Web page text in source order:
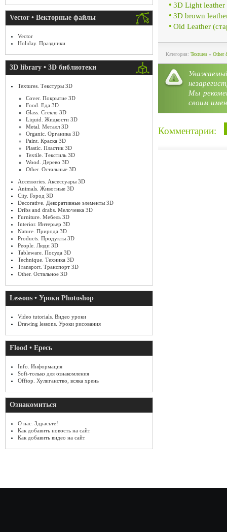
Vector • Векторные файлы
Vector
Holiday. Праздники
3D library • 3D библиотеки
Textures. Текстуры 3D
Cover. Покрытие 3D
Food. Еда 3D
Glass. Стекло 3D
Liquid. Жидкости 3D
Metal. Металл 3D
Organic. Органика 3D
Paint. Краска 3D
Plastic. Пластик 3D
Textile. Текстиль 3D
Wood. Дерево 3D
Other. Остальные 3D
Accessories. Аксессуары 3D
Animals. Животные 3D
City. Город 3D
Decorative. Декоративные элементы 3D
Dribs and drabs. Мелочевка 3D
Furniture. Мебель 3D
Interior. Интерьер 3D
Nature. Природа 3D
Products. Продукты 3D
People. Люди 3D
Tableware. Посуда 3D
Technique. Техника 3D
Transport. Транспорт 3D
Other. Остальное 3D
Lessons • Уроки Photoshop
Video tutorials. Видео уроки
Drawing lessons. Уроки рисования
Flood • Ересь
Info. Информация
Soft-только для ознакомления
Offtop. Хулиганство, всяка хрень
Ознакомиться
О нас. Здрасьте!
Как добавить новость на сайт
Как добавить видео на сайт
3D Light leather
3D brown
Old Leather
Категория: Textures » Other
Мы
своим
Комментарии: